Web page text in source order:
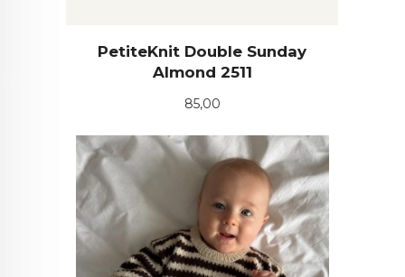
PetiteKnit Double Sunday
Almond 2511
Pris
85,00